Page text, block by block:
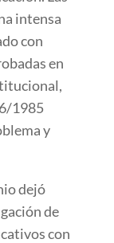
intensa
con
en
1985
y
dejó
de
con